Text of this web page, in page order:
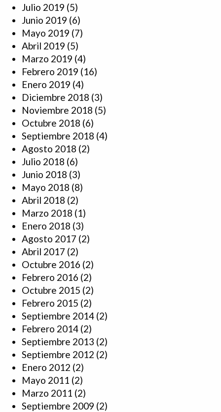
Julio 2019 (5)
Junio 2019 (6)
Mayo 2019 (7)
Abril 2019 (5)
Marzo 2019 (4)
Febrero 2019 (16)
Enero 2019 (4)
Diciembre 2018 (3)
Noviembre 2018 (5)
Octubre 2018 (6)
Septiembre 2018 (4)
Agosto 2018 (2)
Julio 2018 (6)
Junio 2018 (3)
Mayo 2018 (8)
Abril 2018 (2)
Marzo 2018 (1)
Enero 2018 (3)
Agosto 2017 (2)
Abril 2017 (2)
Octubre 2016 (2)
Febrero 2016 (2)
Octubre 2015 (2)
Febrero 2015 (2)
Septiembre 2014 (2)
Febrero 2014 (2)
Septiembre 2013 (2)
Septiembre 2012 (2)
Enero 2012 (2)
Mayo 2011 (2)
Marzo 2011 (2)
Septiembre 2009 (2)